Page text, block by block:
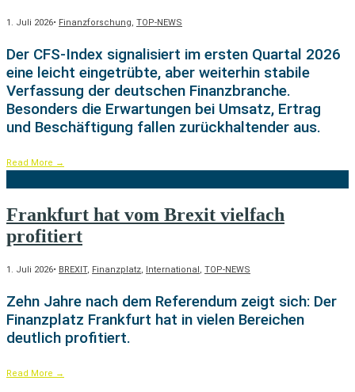
1. Juli 2026• Finanzforschung, TOP-NEWS
Der CFS-Index signalisiert im ersten Quartal 2026
eine leicht eingetrübte, aber weiterhin stabile
Verfassung der deutschen Finanzbranche.
Besonders die Erwartungen bei Umsatz, Ertrag
und Beschäftigung fallen zurückhaltender aus.
Read More →
Frankfurt hat vom Brexit vielfach
profitiert
1. Juli 2026• BREXIT, Finanzplatz International TOP-NEWS
Zehn Jahre nach dem Referendum zeigt sich: Der
Finanzplatz Frankfurt hat in vielen Bereichen
deutlich profitiert.
Read More →